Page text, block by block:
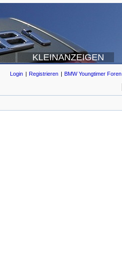
KLEINANZEIGEN
Login Registrieren BMW Youngtimer Foren